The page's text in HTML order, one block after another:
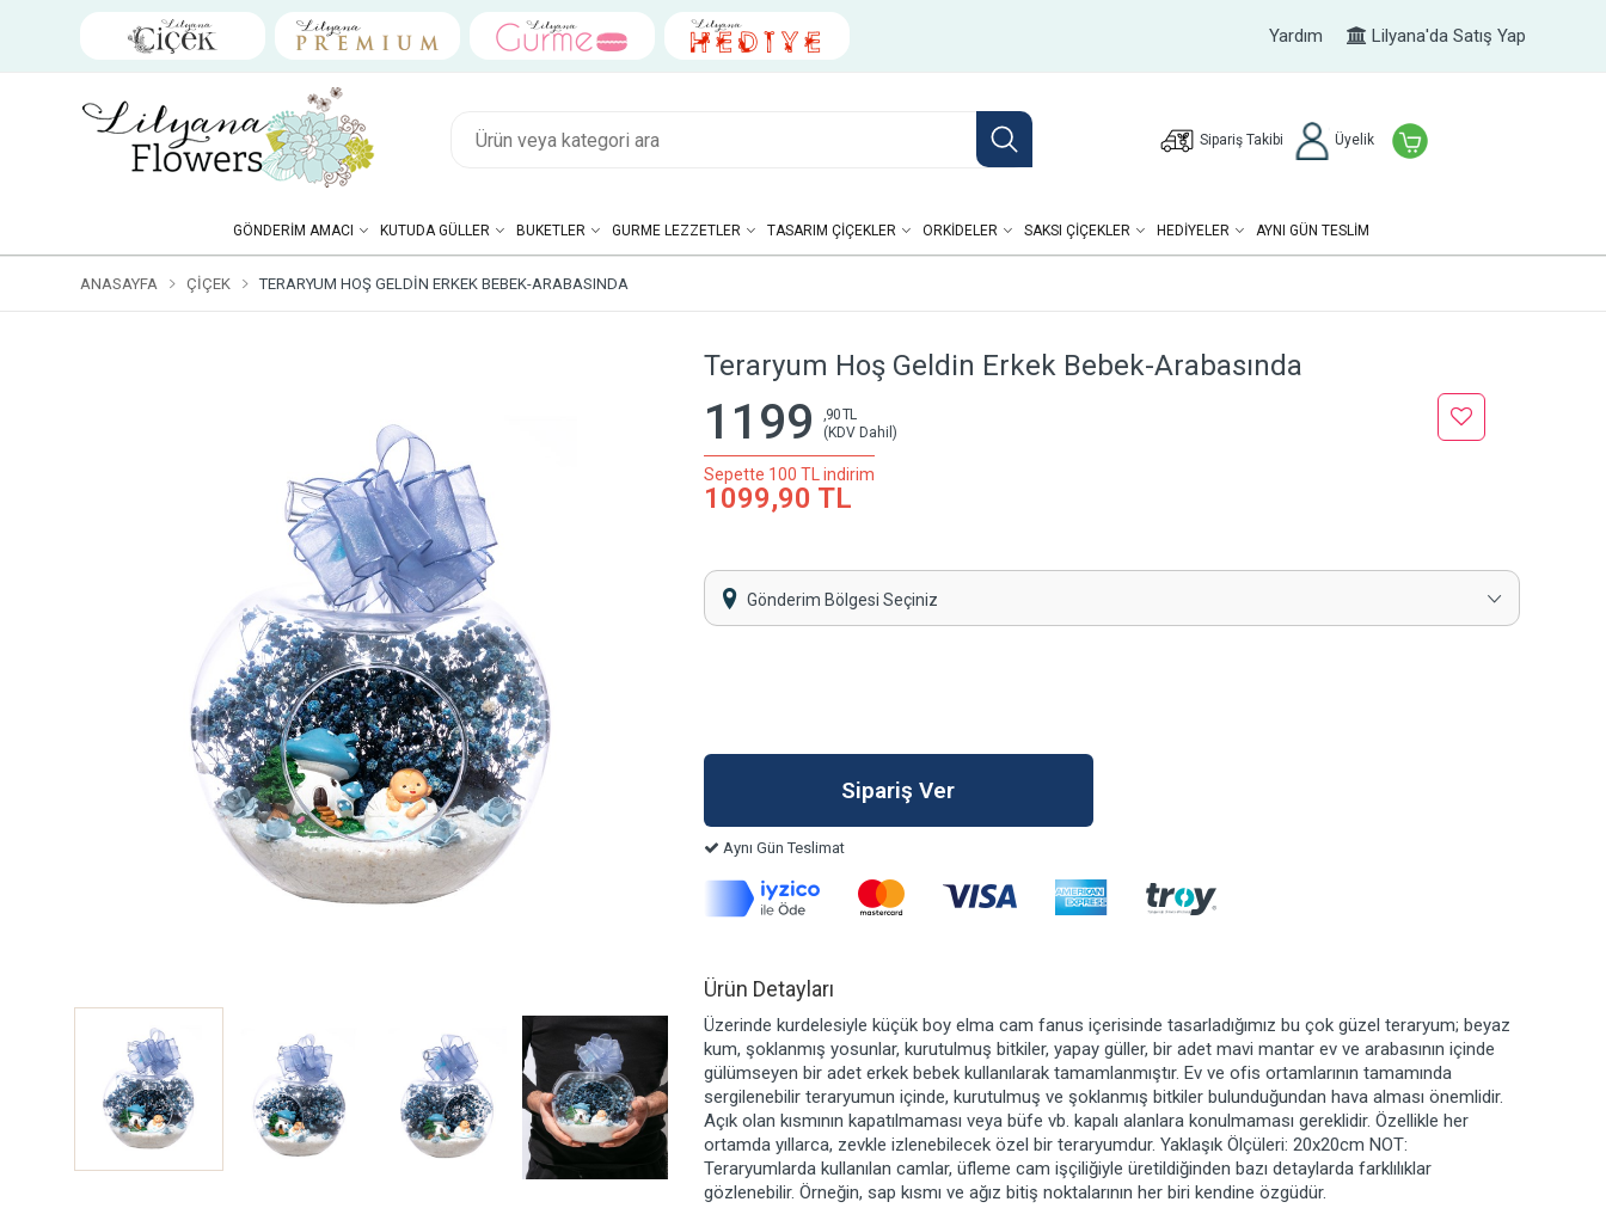
Yardım Lilyana'da Satış Yap
Sipariş Takibi Üyelik
GÖNDERIM AMACI KUTUDA GÜLLER BUKETLER GURME LEZZETLER TASARIM ÇIÇEKLER ORKIDELER SAKSI ÇIÇEKLER HEDIYELER AYNI GÜN TESLİM
ANASAYFA ÇIÇEK TERARYUM HOŞ GELDIN ERKEK BEBEK-ARABASINDA
Teraryum Hoş Geldin Erkek Bebek-Arabasında
1199
,90 TL
(KDV Dahil)
Sepette 100 TL indirim
1099,90 TL
Gönderim Bölgesi Seçiniz
Aynı Gün Teslimat
Ürün Detayları
Üzerinde kurdelesiyle küçük boy elma cam fanus içerisinde tasarladığımız bu çok güzel teraryum; beyaz
kum, şoklanmış yosunlar, kurutulmuş bitkiler, yapay güller, bir adet mavi mantar ev ve arabasının içinde
gülümseyen bir adet erkek bebek kullanılarak tamamlanmıştır. Ev ve ofis ortamlarının tamamında
sergilenebilir teraryumun içinde, kurutulmuş ve şoklanmış bitkiler bulunduğundan hava alması önemlidir.
Açık olan kısmının kapatılmaması veya büfe vb. kapalı alanlara konulmaması gereklidir. Özellikle her
ortamda yıllarca, zevkle izlenebilecek özel bir teraryumdur. Yaklaşık Ölçüleri: 20x20cm NOT:
Teraryumlarda kullanılan camlar, üfleme cam işçiliğiyle üretildiğinden bazı detaylarda farklılıklar
gözlenebilir. Örneğin, sap kısmı ve ağız bitiş noktalarının her biri kendine özgüdür.